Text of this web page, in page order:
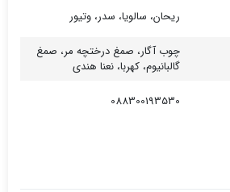
ریحان، سالویا، سدر، وتیور
چوب آگار، صمغ درختچه مر، صمغ
گالبانیوم، کهربا، نعنا هندی
088300193530